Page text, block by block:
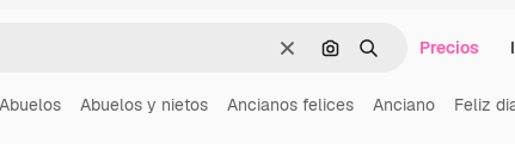
BorrarBuscar por imagen
BuscarPrecios
Abuelos Abuelos y nietos Ancianos felices Anciano Feliz